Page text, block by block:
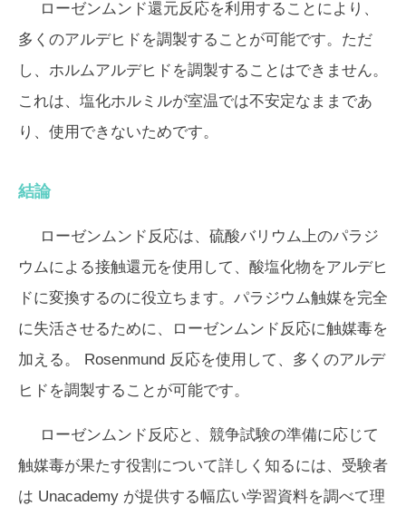
ローゼンムンド還元反応を利用することにより、
多くのアルデヒドを調製することが可能です。ただ
し、ホルムアルデヒドを調製することはできません。
これは、塩化ホルミルが室温では不安定なままであ
り、使用できないためです。
結論
ローゼンムンド反応は、硫酸バリウム上のパラジ
ウムによる接触還元を使用して、酸塩化物をアルデヒ
ドに変換するのに役立ちます。パラジウム触媒を完全
に失活させるために、ローゼンムンド反応に触媒毒を
加える。 Rosenmund 反応を使用して、多くのアルデ
ヒドを調製することが可能です。
ローゼンムンド反応と、競争試験の準備に応じて
触媒毒が果たす役割について詳しく知るには、受験者
は Unacademy が提供する幅広い学習資料を調べて理